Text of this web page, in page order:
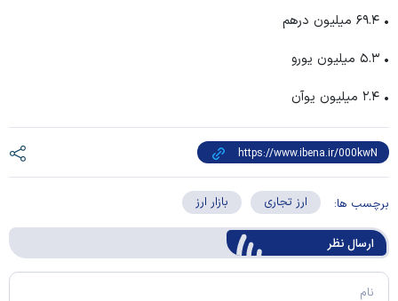
• ۶۹.۴ میلیون درهم
• ۵.۳ میلیون یورو
• ۲.۴ میلیون یوآن
برچسب ها: ارز تجاری بازار ارز
ارسال‌ نظر